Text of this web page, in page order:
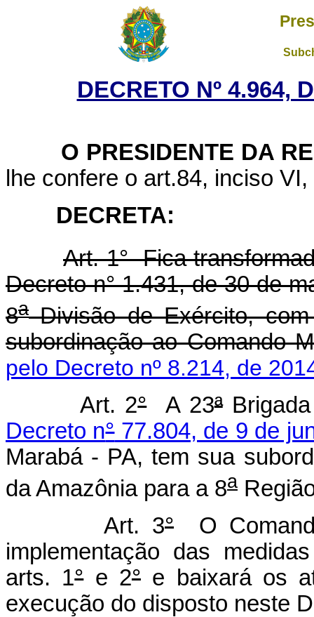
DECRETO Nº 4.964,
O PRESIDENTE DA
lhe confere o art.84, inciso
DECRETA:
Art. 1° Fica
Decreto n° 1.431, de 30 de
8aDivisão de Exército,
subordinação ao Comando
pelo Decreto nº 8.214, de
Art. 2°A 23ªBrigada
Decreto n°77.804, de 9 de
Marabá - PA, tem sua
da Amazônia para a 8a
Art. 3° O
implementação das
arts. 1°e 2°e baixará os
execução do disposto neste